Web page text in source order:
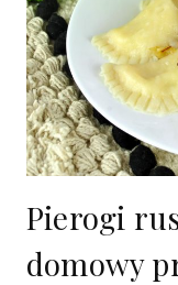
Pierogi
domowy